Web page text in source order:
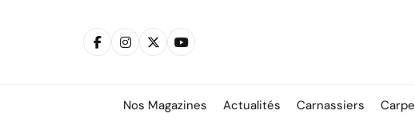
Nos Magazines Actualités Carnassiers Carpe